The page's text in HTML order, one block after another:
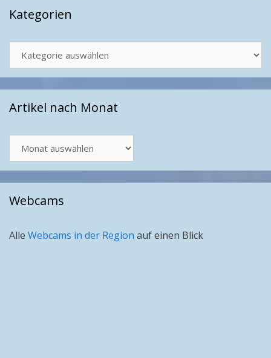
Kategorien
Artikel nach Monat
nach
Monat
Webcams
Alle Webcams in der Region auf einen Blick